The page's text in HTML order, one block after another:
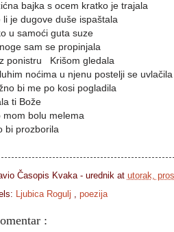
bajka s ocem kratko je trajala
li je dugove duše ispaštala
u samoći guta suze
sam se propinjala
ponistru Krišom gledala
noćima u njenu postelji se uvlačila
bi me po kosi pogladila
ti Bože
mom bolu melema
bi prozborila
Časopis Kvaka - urednik at utorak,
Ljubica Rogulj poezija
: